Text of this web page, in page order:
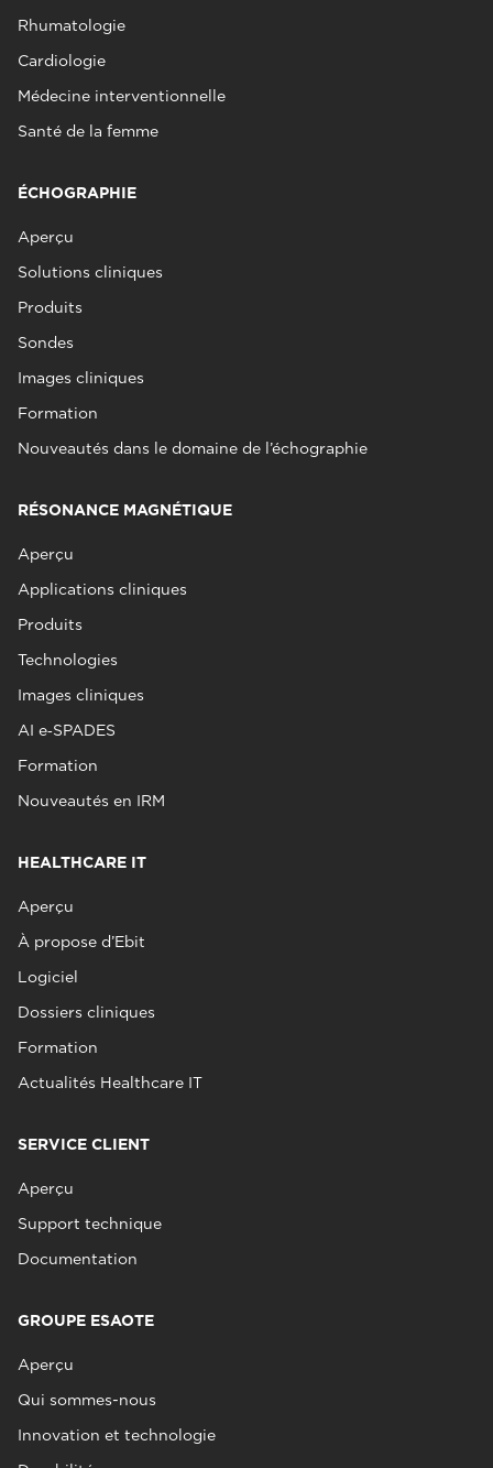
Rhumatologie
Cardiologie
Médecine interventionnelle
Santé de la femme
ÉCHOGRAPHIE
Aperçu
Solutions cliniques
Produits
Sondes
Images cliniques
Formation
Nouveautés dans le domaine de l’échographie
RÉSONANCE MAGNÉTIQUE
Aperçu
Applications cliniques
Produits
Technologies
Images cliniques
AI e‑SPADES
Formation
Nouveautés en IRM
HEALTHCARE IT
Aperçu
À propose d’Ebit
Logiciel
Dossiers cliniques
Formation
Actualités Healthcare IT
SERVICE CLIENT
Aperçu
Support technique
Documentation
GROUPE ESAOTE
Aperçu
Qui sommes-nous
Innovation et technologie